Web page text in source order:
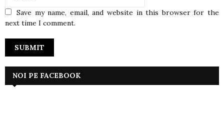
Save my name, email, and website in this browser for the
next time I comment.
NOI PE FACEBOOK